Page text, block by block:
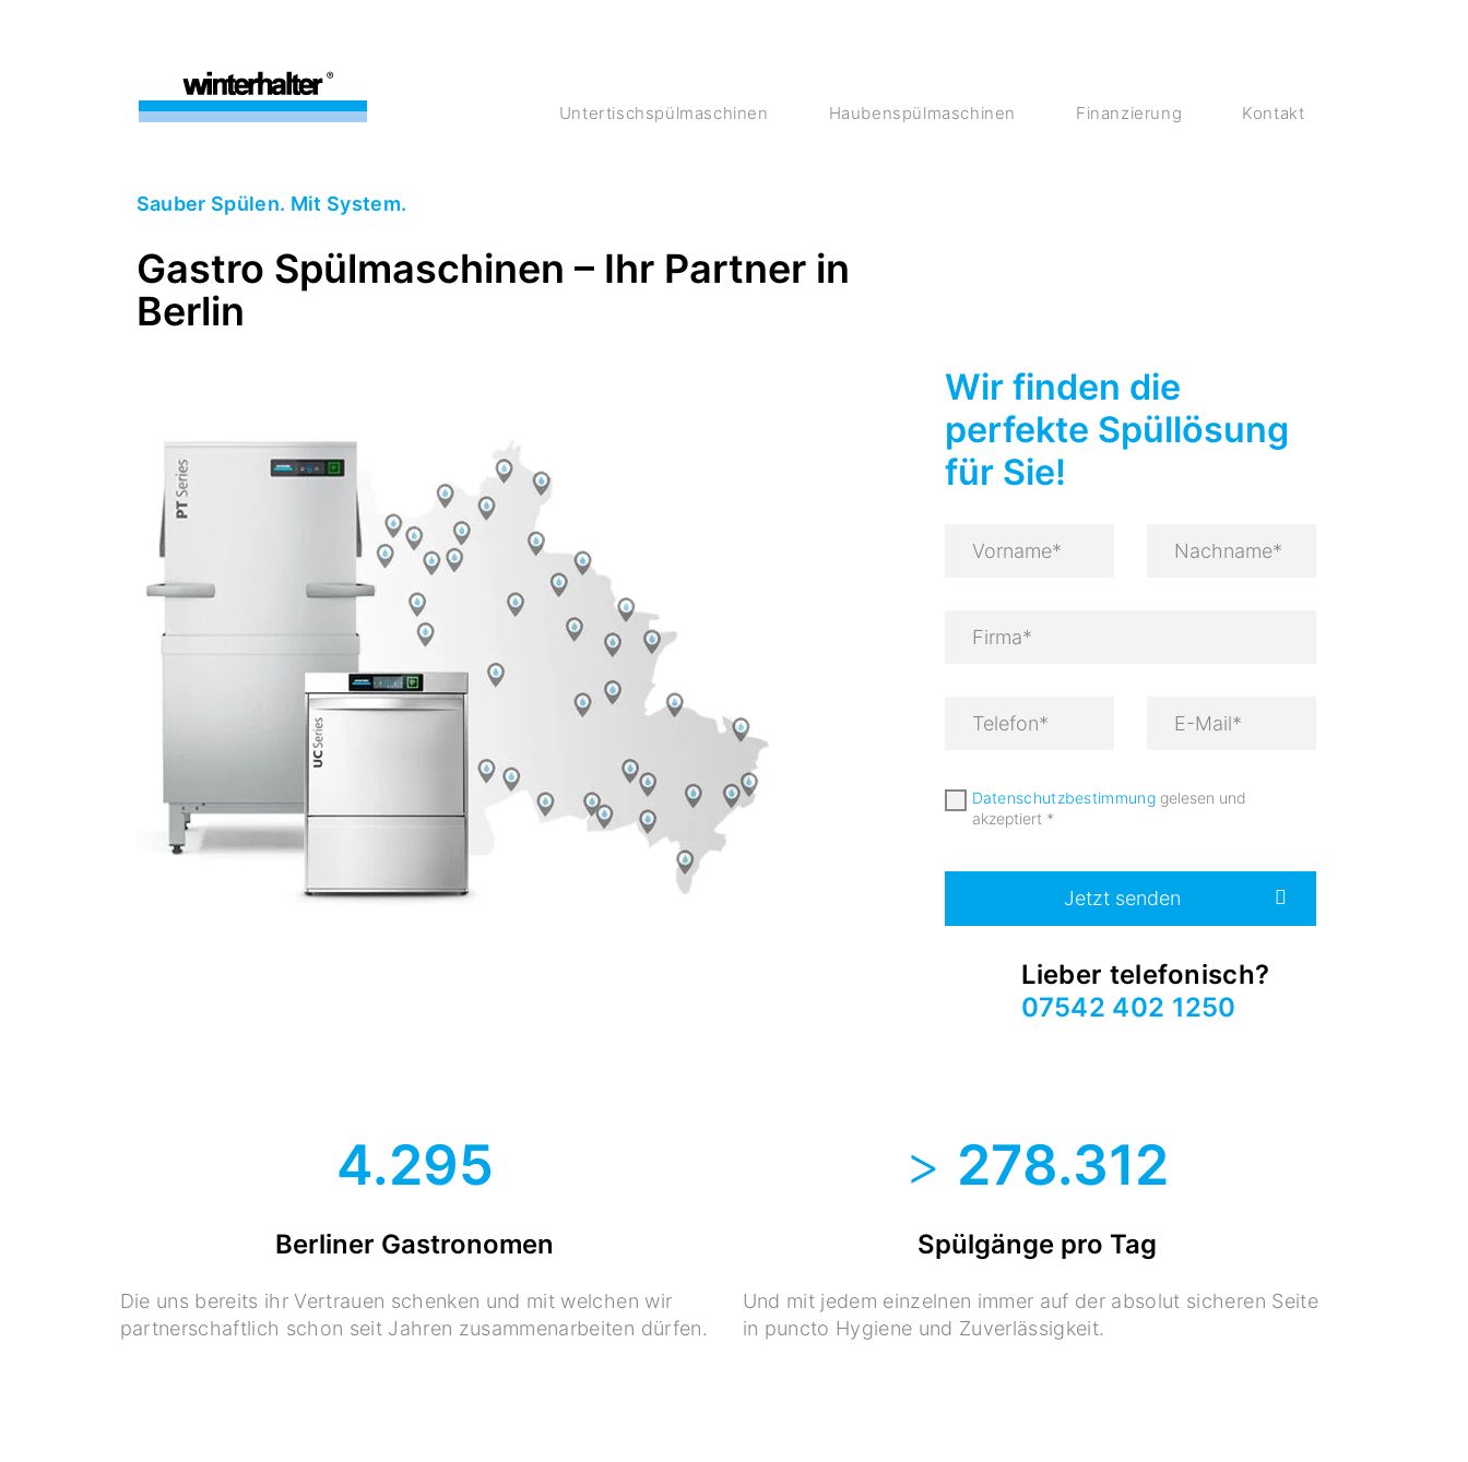
Untertischspülmaschinen Haubenspülmaschinen Finanzierung Kontakt
Sauber Spülen. Mit System.
Gastro Spülmaschinen – Ihr Partner in
Berlin
Wir finden die
perfekte Spüllösung
für Sie!
Datenschutzbestimmunggelesen und
akzeptiert *
Jetzt senden
Lieber telefonisch?
07542 402 1250
4.295
Berliner Gastronomen
Die uns bereits ihr Vertrauen schenken und mit welchen wir
partnerschaftlich schon seit Jahren zusammenarbeiten dürfen.
> 278.312
Spülgänge pro Tag
Und mit jedem einzelnen immer auf der absolut sicheren Seite
in puncto Hygiene und Zuverlässigkeit.